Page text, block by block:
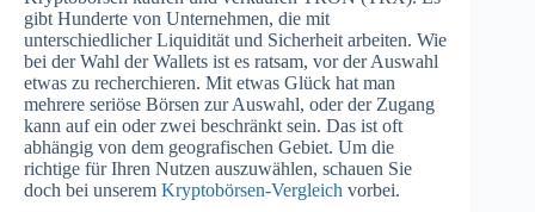
gibt Hunderte von Unternehmen, die mit
unterschiedlicher Liquidität und Sicherheit arbeiten. Wie
bei der Wahl der Wallets ist es ratsam, vor der Auswahl
etwas zu recherchieren. Mit etwas Glück hat man
mehrere seriöse Börsen zur Auswahl, oder der Zugang
kann auf ein oder zwei beschränkt sein. Das ist oft
abhängig von dem geografischen Gebiet. Um die
richtige für Ihren Nutzen auszuwählen, schauen Sie
doch bei unserem Kryptobörsen-Vergleich vorbei.